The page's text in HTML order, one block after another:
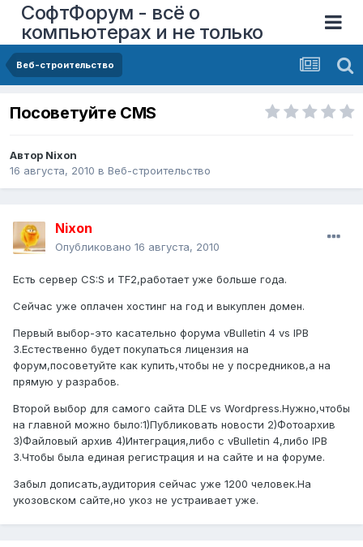
СофтФорум - всё о
компьютерах и не только
Веб-строительство
Посоветуйте CMS
Автор Nixon
16 августа, 2010 в Веб-строительство
Nixon
Опубликовано 16 августа, 2010
Есть сервер CS:S и TF2,работает уже больше года.
Сейчас уже оплачен хостинг на год и выкуплен домен.
Первый выбор-это касательно форума vBulletin 4 vs IPB
3.Естественно будет покупаться лицензия на
форум,посоветуйте как купить,чтобы не у посредников,а на
прямую у разрабов.
Второй выбор для самого сайта DLE vs Wordpress.Нужно,чтобы
на главной можно было:1)Публиковать новости 2)Фотоархив
3)Файловый архив 4)Интеграция,либо с vBulletin 4,либо IPB
3.Чтобы была единая регистрация и на сайте и на форуме.
Забыл дописать,аудитория сейчас уже 1200 человек.На
укозовском сайте,но укоз не устраивает уже.